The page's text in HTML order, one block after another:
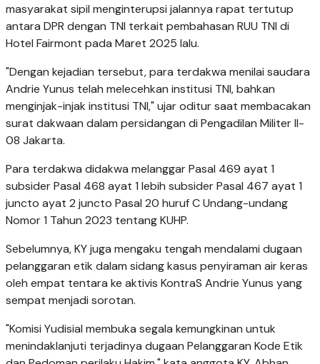
masyarakat sipil menginterupsi jalannya rapat tertutup
antara DPR dengan TNI terkait pembahasan RUU TNI di
Hotel Fairmont pada Maret 2025 lalu.
"Dengan kejadian tersebut, para terdakwa menilai saudara
Andrie Yunus telah melecehkan institusi TNI, bahkan
menginjak-injak institusi TNI," ujar oditur saat membacakan
surat dakwaan dalam persidangan di Pengadilan Militer II-
08 Jakarta.
Para terdakwa didakwa melanggar Pasal 469 ayat 1
subsider Pasal 468 ayat 1 lebih subsider Pasal 467 ayat 1
juncto ayat 2 juncto Pasal 20 huruf C Undang-undang
Nomor 1 Tahun 2023 tentang KUHP.
Sebelumnya, KY juga mengaku tengah mendalami dugaan
pelanggaran etik dalam sidang kasus penyiraman air keras
oleh empat tentara ke aktivis KontraS Andrie Yunus yang
sempat menjadi sorotan.
"Komisi Yudisial membuka segala kemungkinan untuk
menindaklanjuti terjadinya dugaan Pelanggaran Kode Etik